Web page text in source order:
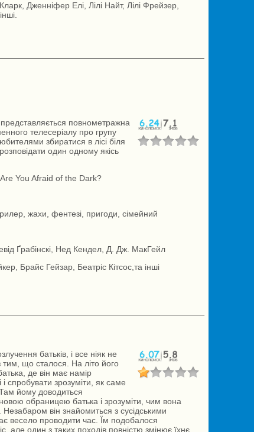
Дженніфер Елі, Лілі Найт, Лілі Фрейзер,
представляється повнометражна
телесеріалу про групу
збиратися в лісі біля
один одному якісь
You Afraid of the Dark?
жахи, фентезі, пригоди, сімейний
Ґрабінскі, Нед Кендел, Д. Дж. МакГейл
Брайс Гейзар, Беатріс Кітсос,та інші
батьків, і все ніяк не
що сталося. На літо його
де він має намір
і спробувати зрозуміти, як саме
йому доводиться
обраницею батька і зрозуміти, чим вона
він знайомиться з сусідськими
весело проводити час. Їм подобалося
але один з таких походів повністю змінює їхнє